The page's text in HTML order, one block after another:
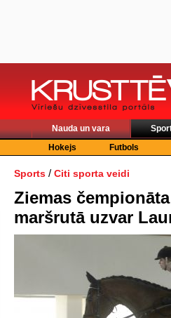
Nauda un vara
Hokejs
Futbols
Sports / Citi sporta veidi
Ziemas
maršrutā uzvar